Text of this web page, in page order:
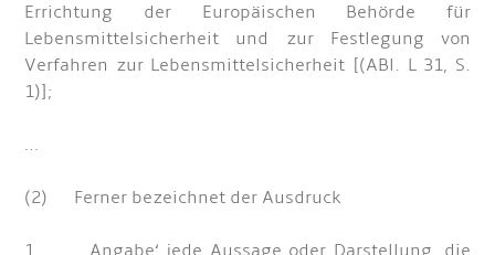
Errichtung der Europäischen Behörde für
Lebensmittelsicherheit und zur Festlegung von
Verfahren zur Lebensmittelsicherheit [(ABl. L 31, S.
1)];
…
(2) Ferner bezeichnet der Ausdruck
1. ‚Angabe‘ jede Aussage oder Darstellung, die